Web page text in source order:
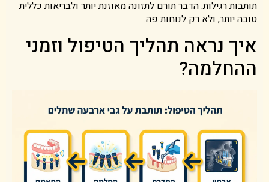
תותבות רגילות. הדבר תורם לתזונה מאוזנת יותר ולבריאות כללית
טובה יותר, ולא רק לנוחות פה.
איך נראה תהליך הטיפול וזמני
ההחלמה?